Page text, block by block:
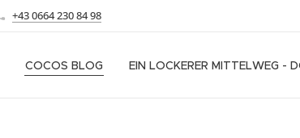
+43 0664 230 84 98
COCOS BLOG EIN LOCKERER MITTELWEG -